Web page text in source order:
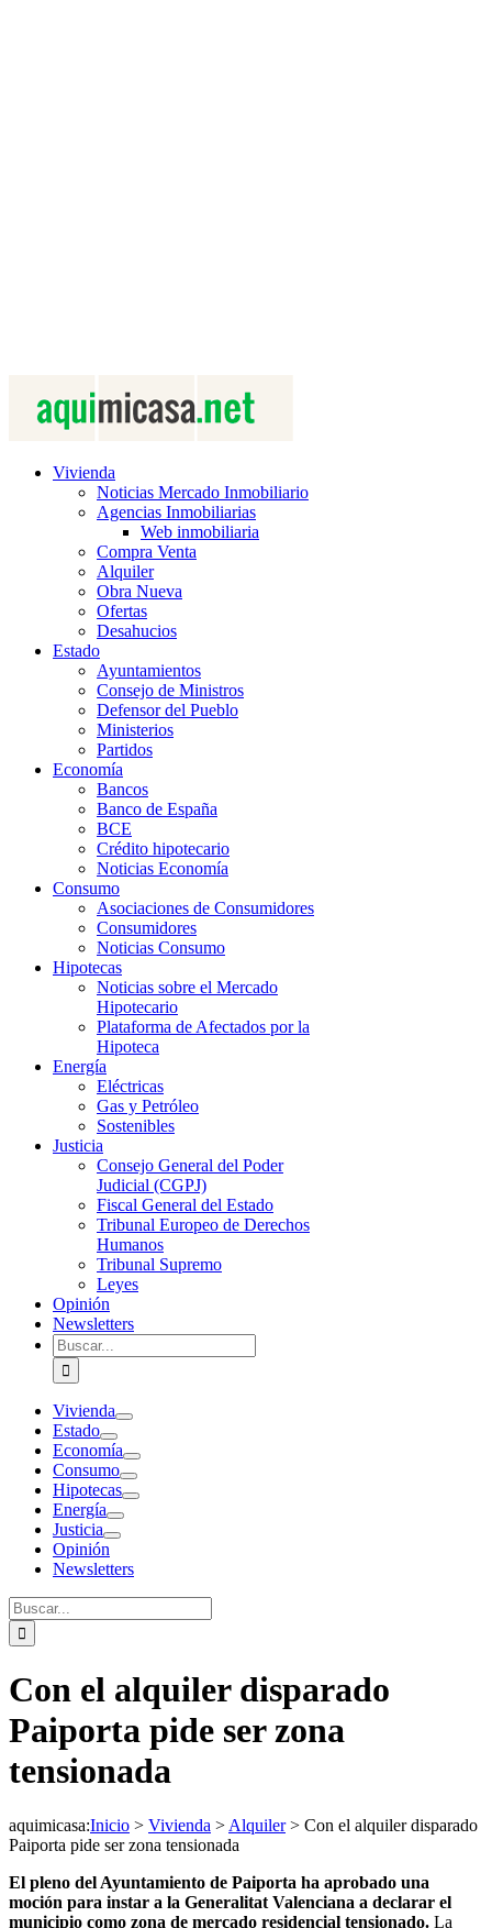
Vivienda
Noticias Mercado Inmobiliario
Agencias Inmobiliarias
Web inmobiliaria
Compra Venta
Alquiler
Obra Nueva
Ofertas
Desahucios
Estado
Ayuntamientos
Consejo de Ministros
Defensor del Pueblo
Ministerios
Partidos
Economía
Bancos
Banco de España
BCE
Crédito hipotecario
Noticias Economía
Consumo
Asociaciones de Consumidores
Consumidores
Noticias Consumo
Hipotecas
Noticias sobre el Mercado
Hipotecario
Plataforma de Afectados por la
Hipoteca
Energía
Eléctricas
Gas y Petróleo
Sostenibles
Justicia
Consejo General del Poder
Judicial (CGPJ)
Fiscal General del Estado
Tribunal Europeo de Derechos
Humanos
Tribunal Supremo
Leyes
Opinión
Newsletters
Buscar:
Vivienda
Estado
Economía
Consumo
Hipotecas
Energía
Justicia
Opinión
Newsletters
Buscar:
Con el alquiler disparado
Paiporta pide ser zona
tensionada
aquimicasa:Inicio > Vivienda > Alquiler> Con el alquiler disparado
Paiporta pide ser zona tensionada
El pleno del Ayuntamiento de Paiporta ha aprobado una
moción para instar a la Generalitat Valenciana a declarar el
municipio como zona de mercado residencial tensionado. La